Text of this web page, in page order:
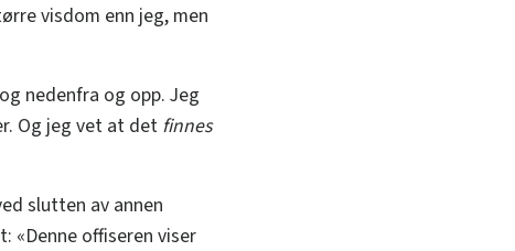
visdom enn jeg, men
nedenfra og opp. Jeg
Og jeg vet at detfinnes
slutten av annen
«Denne offiseren viser